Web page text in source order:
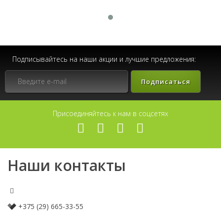
Подписывайтесь на наши акции и лучшие предложения:
Подписаться
Присоединяйтесь к нам в соцсетях
Наши контакты
+375 (29) 665-33-55